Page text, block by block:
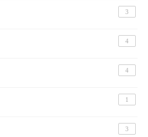
3
4
4
1
3